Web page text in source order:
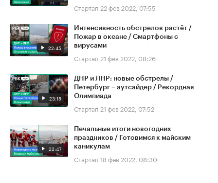
Стартап 22 фев 2022, 07:55
22:45
Интенсивность обстрелов растёт /
Пожар в океане / Смартфоны с
вирусами
Стартап 21 фев 2022, 08:26
23:15
ДНР и ЛНР: новые обстрелы /
Петербург – аутсайдер / Рекордная
Олимпиада
Стартап 21 фев 2022, 07:52
22:47
Печальные итоги новогодних
праздников / Готовимся к майским
каникулам
Стартап 18 фев 2022, 08:30